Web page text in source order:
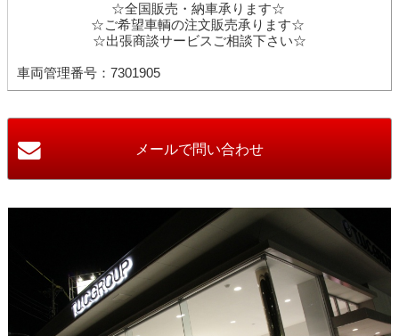
☆全国販売・納車承ります☆
☆ご希望車輌の注文販売承ります☆
☆出張商談サービスご相談下さい☆
車両管理番号：7301905